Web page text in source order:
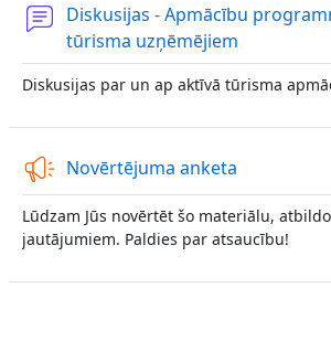
Diskusijas - Apmācību
tūrisma uzņēmējiem
Diskusijas par un ap aktīvā tūrisma
Novērtējuma anketa
Lūdzam Jūs novērtēt šo materiālu,
jautājumiem. Paldies par atsaucību!